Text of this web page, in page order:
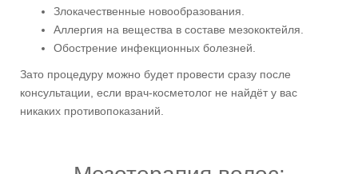
Злокачественные новообразования.
Аллергия на вещества в составе мезококтейля.
Обострение инфекционных болезней.
Зато процедуру можно будет провести сразу после
консультации, если врач-косметолог не найдёт у вас
никаких противопоказаний.